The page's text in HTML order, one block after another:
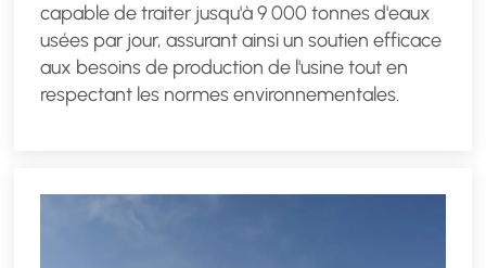
capable de traiter jusqu'à 9 000 tonnes d'eaux
usées par jour, assurant ainsi un soutien efficace
aux besoins de production de l'usine tout en
respectant les normes environnementales.